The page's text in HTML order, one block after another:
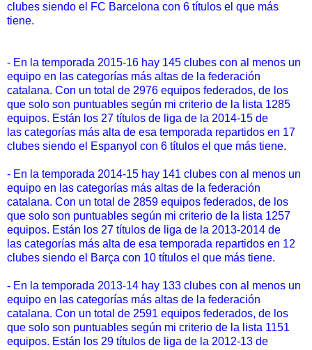
clubes siendo el FC Barcelona con 6 títulos el que más
tiene.
- En la temporada 2015-16 hay 145 clubes con al menos un
equipo en las categorías más altas de la federación
catalana. Con un total de 2976 equipos federados, de los
que solo son puntuables según mi criterio de la lista 1285
equipos. Están los 27 títulos de liga de la 2014-15 de
las categorías más alta de esa temporada repartidos en 17
clubes siendo el Espanyol con 6 títulos el que más tiene.
- En la temporada 2014-15 hay 141 clubes con al menos un
equipo en las categorías más altas de la federación
catalana. Con un total de 2859 equipos federados, de los
que solo son puntuables según mi criterio de la lista 1257
equipos. Están los 27 títulos de liga de la 2013-2014 de
las categorías más alta de esa temporada repartidos en 12
clubes siendo el Barça con 10 títulos el que más tiene.
- En la temporada 2013-14 hay 133 clubes con al menos un
equipo en las categorías más altas de la federación
catalana. Con un total de 2591 equipos federados, de los
que solo son puntuables según mi criterio de la lista 1151
equipos. Están los 29 títulos de liga de la 2012-13 de